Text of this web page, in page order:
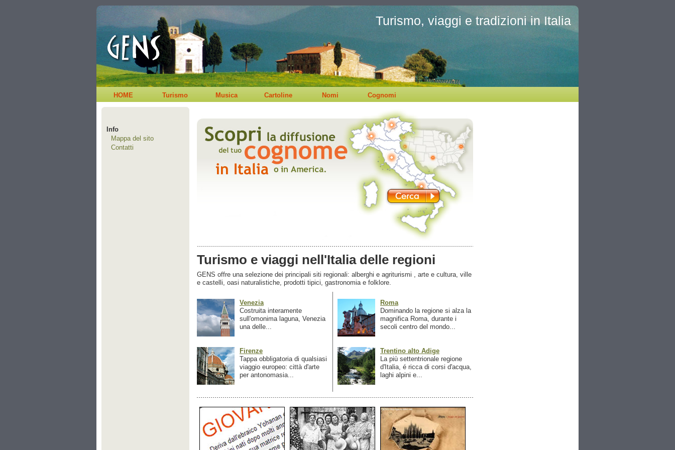
Turismo, viaggi e tradizioni in Italia
HOME Turismo Musica Cartoline Nomi Cognomi
Info
Mappa del sito
Contatti
Turismo e viaggi nell'Italia delle regioni
GENS offre una selezione dei principali siti regionali: alberghi e agriturismi , arte e cultura, ville
e castelli, oasi naturalistiche, prodotti tipici, gastronomia e folklore.
Venezia
Costruita interamente
sull'omonima laguna, Venezia
una delle...
Firenze
Tappa obbligatoria di qualsiasi
viaggio europeo: città d'arte
per antonomasia...
Roma
Dominando la regione si alza la
magnifica Roma, durante i
secoli centro del mondo...
Trentino alto Adige
La più settentrionale regione
d'Italia, é ricca di corsi d'acqua,
laghi alpini e...